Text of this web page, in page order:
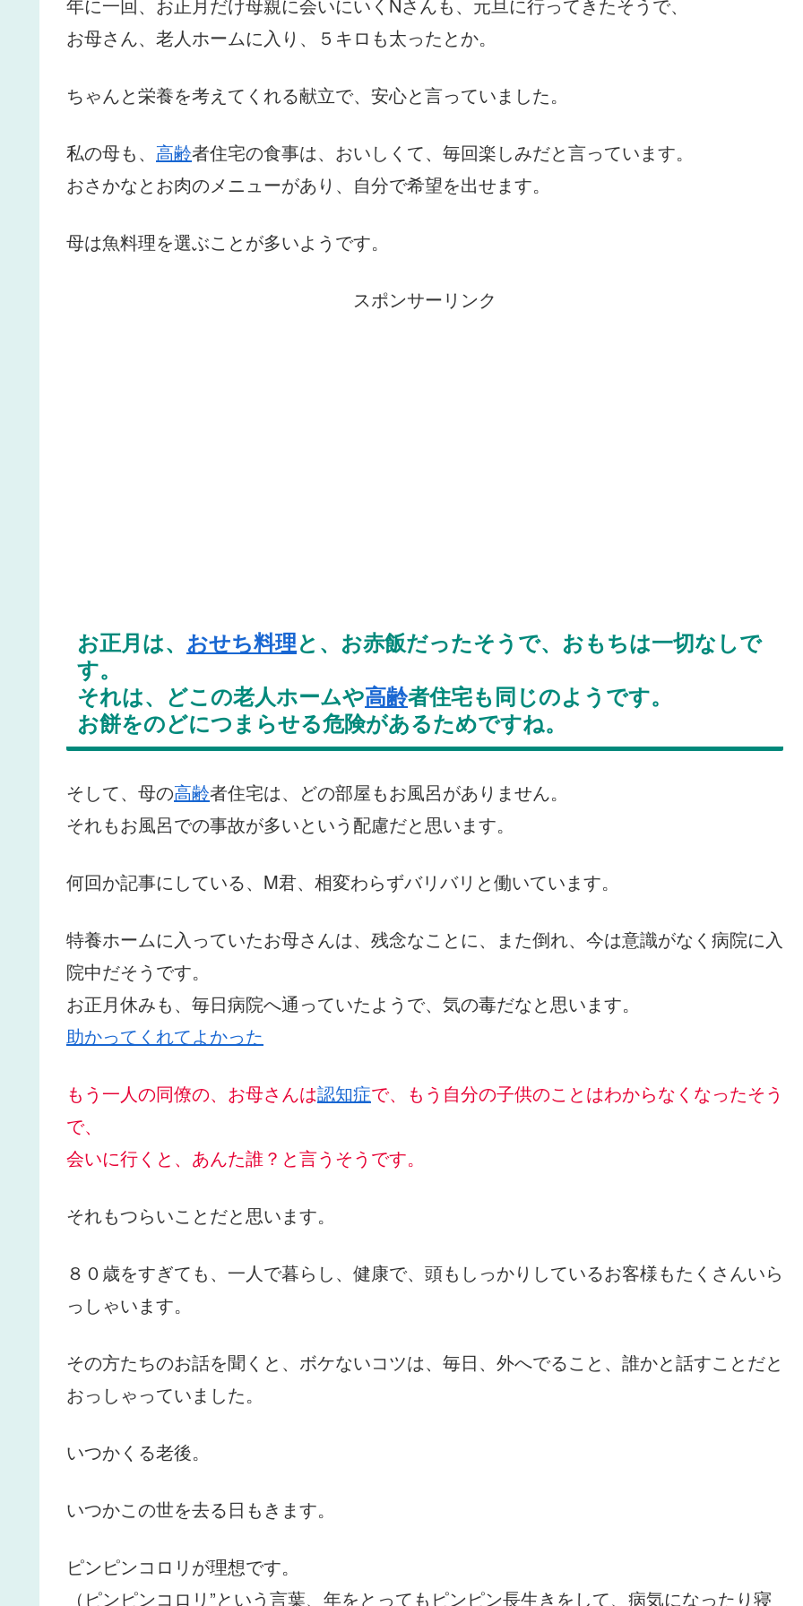
お母さん、老人ホームに入り、５キロも太ったとか。
ちゃんと栄養を考えてくれる献立で、安心と言っていました。
私の母も、 高齢者住宅の食事は、おいしくて、毎回楽しみだと言っています。
おさかなとお肉のメニューがあり、自分で希望を出せます。
母は魚料理を選ぶことが多いようです。
スポンサーリンク
お正月は、 おせち料理と、お赤飯だったそうで、おもちは一切なしで
す。
それは、どこの老人ホームや高齢者住宅も同じのようです。
お餅をのどにつまらせる危険があるためですね。
そして、母の高齢者住宅は、どの部屋もお風呂がありません。
それもお風呂での事故が多いという配慮だと思います。
何回か記事にしている、M君、相変わらずバリバリと働いています。
特養ホームに入っていたお母さんは、残念なことに、また倒れ、今は意識がなく病院に入
院中だそうです。
お正月休みも、毎日病院へ通っていたようで、気の毒だなと思います。
助かってくれてよかった
もう一人の同僚の、お母さんは認知症で、もう自分の子供のことはわからなくなったそう
で、
会いに行くと、あんた誰？と言うそうです。
それもつらいことだと思います。
８０歳をすぎても、一人で暮らし、健康で、頭もしっかりしているお客様もたくさんいら
っしゃいます。
その方たちのお話を聞くと、ボケないコツは、毎日、外へでること、誰かと話すことだと
おっしゃっていました。
いつかくる老後。
いつかこの世を去る日もきます。
ピンピンコロリが理想です。
（ピンピンコロリ”という言葉、年をとってもピンピン長生きをして、病気になったり寝